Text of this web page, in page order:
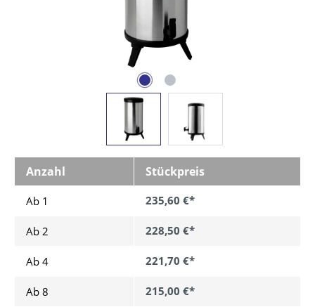
Anzahl Stückpreis
Ab 1 235,60 €*
Ab 2 228,50 €*
Ab 4 221,70 €*
Ab 8 215,00 €*